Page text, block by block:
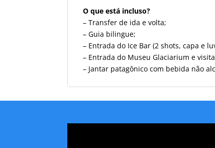
O que está incluso?
– Transfer de ida e volta;
– Guia bilingue;
– Entrada do Ice Bar (2 shots, capa e
– Entrada do Museu Glaciarium e
– Jantar patagônico com bebida não